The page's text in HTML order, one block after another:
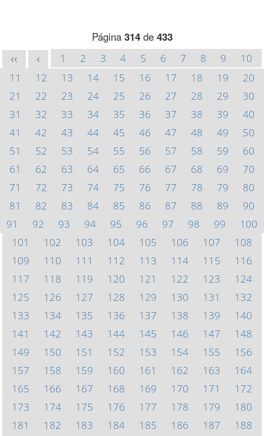
Página 314de 433
<< < 1 2 3 4 5 6 7 8 9
10
11
12 13 14 15 16 17 18 19
20
21
22 23 24 25 26 27 28 29
30
31
32 33 34 35 36 37 38 39
40
41
42 43 44 45 46 47 48 49
50
51
52 53 54 55 56 57 58 59
60
61
62 63 64 65 66 67 68 69
70
71
72 73 74 75 76 77 78 79
80
81
82 83 84 85 86 87 88 89
90
91
92 93 94 95 96 97 98 99
100
101
102 103 104 105 106 107
108
109
110 111 112 113 114 115
116
117
118 119 120 121 122 123
124
125
126 127 128 129 130 131
132
133
134 135 136 137 138 139
140
141
142 143 144 145 146 147
148
149
150 151 152 153 154 155
156
157
158 159 160 161 162 163
164
165
166 167 168 169 170 171
172
173
174 175 176 177 178 179
180
181
182 183 184 185 186 187
188